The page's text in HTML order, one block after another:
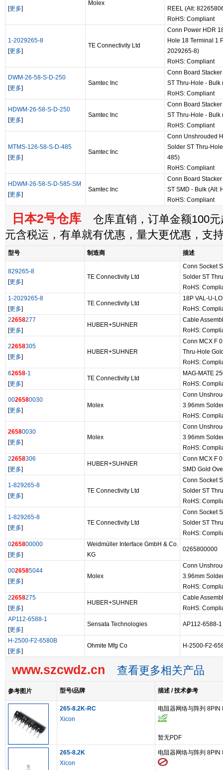
[更多]
Molex
REEL (Alt:
RoHS: Compliant
1-2029265-8
[更多]
TE Connectivity Ltd
Conn Power HDR
Hole 18 Terminal 1
2029265-8)
RoHS: Compliant
DWM-26-58-S-D-250
[更多]
Samtec Inc
Conn Board
ST Thru-Hole - Bulk
RoHS: Compliant
HDWM-26-58-S-D-250
[更多]
Samtec Inc
Conn Board
ST Thru-Hole - Bulk
RoHS: Compliant
MTMS-126-58-S-D-485
[更多]
Samtec Inc
Conn Unshrouded
Solder ST Thru-
485)
RoHS: Compliant
HDWM-26-58-S-D-585-SM
[更多]
Samtec Inc
Conn Board
ST SMD - Bulk (Alt:
RoHS: Compliant
日本2号仓库 仓库直销，订单金额100元
元含税运，有单就有优惠，量大更优惠，支
型号 制造商 描述
829265-8
[更多]
TE Connectivity Ltd
Conn Socket
Solder ST
RoHS:
1-2029265-8
[更多]
TE Connectivity Ltd
18P VAL-U-
RoHS:
22658277
[更多]
HUBER+SUHNER
Cable
RoHS:
22658305
[更多]
HUBER+SUHNER
Conn MCX F
Thru-Hole
RoHS:
62658-1
[更多]
TE Connectivity Ltd
MAG-MATE
RoHS:
0026580030
[更多]
Molex
Conn
3.96mm
RoHS:
26580030
[更多]
Molex
Conn
3.96mm
RoHS:
22658306
[更多]
HUBER+SUHNER
Conn MCX F
SMD Gold
1-829265-8
[更多]
TE Connectivity Ltd
Conn Socket
Solder ST
RoHS:
1-829265-8
[更多]
TE Connectivity Ltd
Conn Socket
Solder ST
RoHS:
0265800000
[更多]
Weidmüller Interface GmbH & Co.
KG
0265800000
0026585044
[更多]
Molex
Conn
3.96mm
RoHS:
22658275
[更多]
HUBER+SUHNER
Cable
RoHS:
AP112-6588-1
[更多]
Sensata Technologies AP112-6588-1
H-2500-F2-6580B
[更多]
Ohmite Mfg Co H-2500-F2-
www.szcwdz.cn 查看更多相关产品
参考图片 型号/品牌 描述 / 技术参考
265-8.2K-RC
Xicon
电阻器网络与阵列 8PIN
暂无PDF
265-8.2K
Xicon
电阻器网络与阵列 8PIN